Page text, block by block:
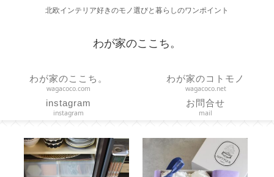
北欧インテリア好きのモノ選びと暮らしのワンポイント
わが家のここち。
わが家のここち。
wagacoco.com
わが家のコトモノ
wagacoco.net
instagram
instagram
お問合せ
mail